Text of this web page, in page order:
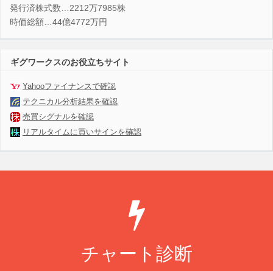
発行済株式数…2212万7985株
時価総額…44億4772万円
ギグワークスのお役立ちサイト
Yahooファイナンスで確認
テクニカル分析結果を確認
売買シグナルを確認
リアルタイムに買いサインを確認
チャート診断